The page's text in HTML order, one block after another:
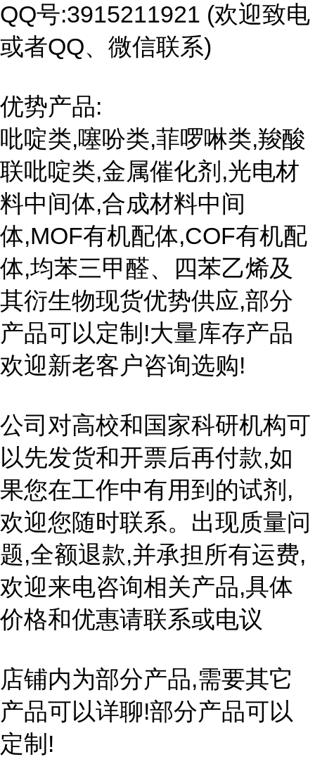
QQ号:3915211921 (欢迎致电
或者QQ、微信联系)
优势产品:
吡啶类,噻吩类,菲啰啉类,羧酸
联吡啶类,金属催化剂,光电材
料中间体,合成材料中间
体,MOF有机配体,COF有机配
体,均苯三甲醛、四苯乙烯及
其衍生物现货优势供应,部分
产品可以定制!大量库存产品
欢迎新老客户咨询选购!
公司对高校和国家科研机构可
以先发货和开票后再付款,如
果您在工作中有用到的试剂,
欢迎您随时联系。出现质量问
题,全额退款,并承担所有运费,
欢迎来电咨询相关产品,具体
价格和优惠请联系或电议
店铺内为部分产品,需要其它
产品可以详聊!部分产品可以
定制!